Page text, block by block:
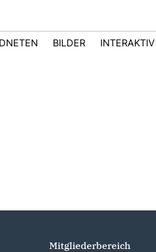
BILDER INTERAKTIV
Mitgliederbereich